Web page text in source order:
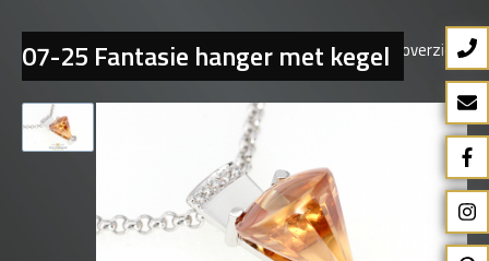
Terug naar overzicht
07-25 Fantasie hanger met kegel